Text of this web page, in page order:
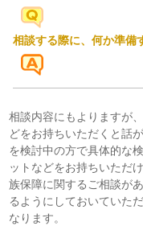
相談する際に、何か準備
相談内容にもよりますが
どをお持ちいただくと話
を検討中の方で具体的な
ットなどをお持ちいただ
族保障に関するご相談が
るようにしておいていた
なります。